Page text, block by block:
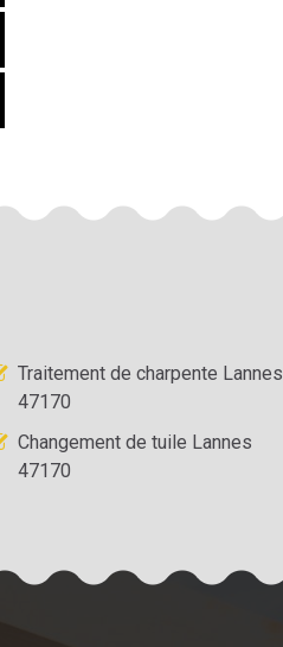
Traitement de charpente Lannes
47170
Changement de tuile Lannes
47170